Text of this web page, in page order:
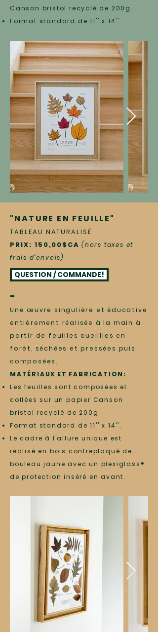
Canson bristol recyclé de 200g.
Format standard de 11'' x 14''.
"NATURE EN FEUILLE"
TABLEAU NATURALISÉ
PRIX: 150,00$CA (hors taxes et
frais d'envois)
-
Une œuvre singulière et éducative
entièrement réalisée à la main à
partir de feuilles cueillies en
forêt, séchées et pressées puis
composées.
MATÉRIAUX ET FABRICATION:
Les feuilles sont composées et
collées sur un papier Canson
bristol recyclé de 200g.
Format standard de 11'' x 14''.
Le cadre à l'allure unique est
réalisé en bois contreplaqué de
bouleau jaune avec un plexiglass®
de protection inséré en avant.
QUESTION / COMMANDE!